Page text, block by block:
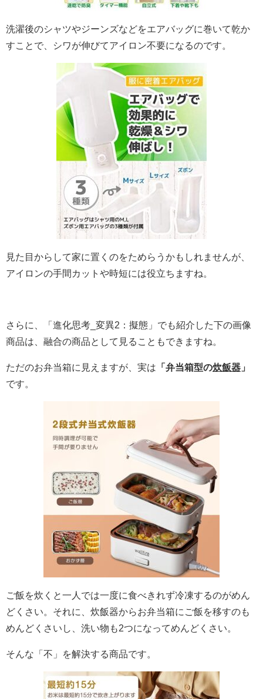
洗濯後のシャツやジーンズなどをエアバッグに巻いて乾か
すことで、シワが伸びてアイロン不要になるのです。
見た目からして家に置くのをためらうかもしれませんが、
アイロンの手間カットや時短には役立ちますね。
さらに、「進化思考_変異2：擬態」でも紹介した下の画像
商品は、融合の商品として見ることもできますね。
ただのお弁当箱に見えますが、実は 「弁当箱型の炊飯器 」
です。
ご飯を炊くと一人では一度に食べきれず冷凍するのがめん
どくさい。それに、炊飯器からお弁当箱にご飯を移すのも
めんどくさいし、洗い物も2つになってめんどくさい。
そんな「不」を解決する商品です。